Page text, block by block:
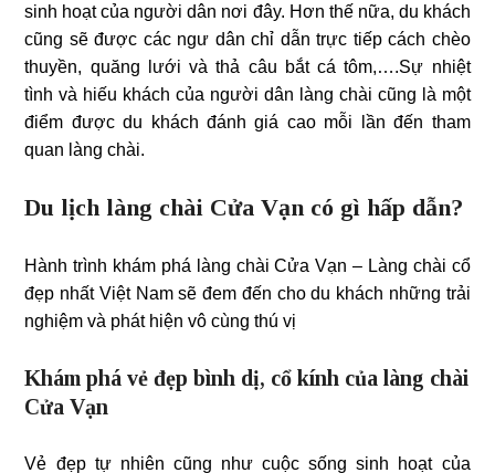
sinh hoạt của người dân nơi đây. Hơn thế nữa, du khách
cũng sẽ được các ngư dân chỉ dẫn trực tiếp cách chèo
thuyền, quăng lưới và thả câu bắt cá tôm,….Sự nhiệt
tình và hiếu khách của người dân làng chài cũng là một
điểm được du khách đánh giá cao mỗi lần đến tham
quan làng chài.
Du lịch làng chài Cửa Vạn có gì hấp dẫn?
Hành trình khám phá làng chài Cửa Vạn – Làng chài cổ
đẹp nhất Việt Nam sẽ đem đến cho du khách những trải
nghiệm và phát hiện vô cùng thú vị
Khám phá vẻ đẹp bình dị, cổ kính của làng chài
Cửa Vạn
Vẻ đẹp tự nhiên cũng như cuộc sống sinh hoạt của